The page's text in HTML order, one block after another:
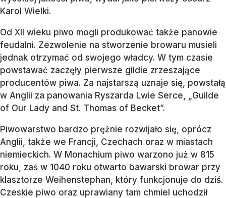
Karol Wielki.
Od XII wieku piwo mogli produkować także panowie
feudalni. Zezwolenie na stworzenie browaru musieli
jednak otrzymać od swojego władcy. W tym czasie
powstawać zaczęły pierwsze gildie zrzeszające
producentów piwa. Za najstarszą uznaje się, powstałą
w Anglii za panowania Ryszarda Lwie Serce, „Guilde
of Our Lady and St. Thomas of Becket”.
Piwowarstwo bardzo prężnie rozwijało się, oprócz
Anglii, także we Francji, Czechach oraz w miastach
niemieckich. W Monachium piwo warzono już w 815
roku, zaś w 1040 roku otwarto bawarski browar przy
klasztorze Weihenstephan, który funkcjonuje do dziś.
Czeskie piwo oraz uprawiany tam chmiel uchodził